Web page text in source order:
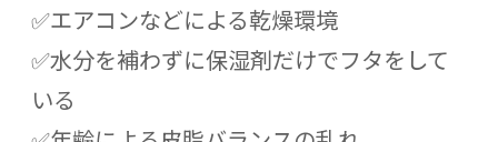
✅エアコンなどによる乾燥環境
✅水分を補わずに保湿剤だけでフタをして
いる